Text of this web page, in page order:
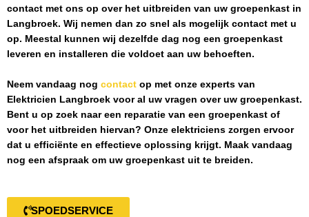
contact met ons op over het uitbreiden van uw groepenkast in
Langbroek. Wij nemen dan zo snel als mogelijk contact met u
op. Meestal kunnen wij dezelfde dag nog een groepenkast
leveren en installeren die voldoet aan uw behoeften.
Neem vandaag nog contact op met onze experts van
Elektricien Langbroek voor al uw vragen over uw groepenkast.
Bent u op zoek naar een reparatie van een groepenkast of
voor het uitbreiden hiervan? Onze elektriciens zorgen ervoor
dat u efficiënte en effectieve oplossing krijgt. Maak vandaag
nog een afspraak om uw groepenkast uit te breiden.
SPOEDSERVICE